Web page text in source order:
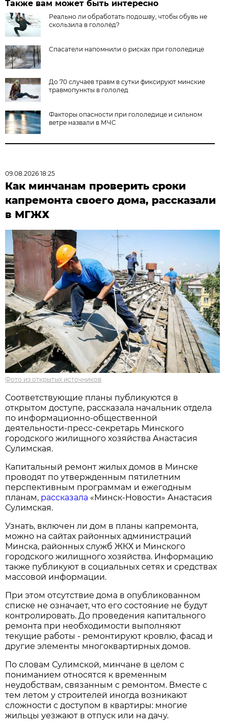
Также вам может быть интересно
Реально ли обработать подошву, чтобы обувь не
скользила в гололёд?
Спасатели напомнили о рисках при гололедице
До 70 случаев травм в сутки фиксируют минские
травмопункты в гололед
Факторы опасности при гололедице и сильном
ветре назвали в МЧС
09.08.2026 18:25
Как минчанам проверить сроки
капремонта своего дома, рассказали
в МГЖХ
Фото из открытых источников
Соответствующие планы публикуются в
открытом доступе, рассказала начальник отдела
по информационно-общественной
деятельности-пресс-секретарь Минского
городского жилищного хозяйства Анастасия
Сулимская.
Капитальный ремонт жилых домов в Минске
проводят по утвержденным пятилетним
перспективным программам и ежегодным
планам, рассказала «Минск-Новости» Анастасия
Сулимская.
Узнать, включен ли дом в планы капремонта,
можно на сайтах районных администраций
Минска, районных служб ЖКХ и Минского
городского жилищного хозяйства. Информацию
также публикуют в социальных сетях и средствах
массовой информации.
При этом отсутствие дома в опубликованном
списке не означает, что его состояние не будут
контролировать. До проведения капитального
ремонта при необходимости выполняют
текущие работы - ремонтируют кровлю, фасад и
другие элементы многоквартирных домов.
По словам Сулимской, минчане в целом с
пониманием относятся к временным
неудобствам, связанным с ремонтом. Вместе с
тем летом у строителей иногда возникают
сложности с доступом в квартиры: многие
жильцы уезжают в отпуск или на дачу.